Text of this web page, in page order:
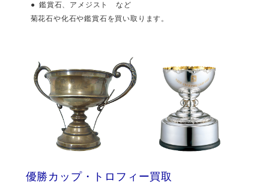
鑑賞石、アメジスト など
菊花石や化石や鑑賞石を買い取ります。
優勝カップ・トロフィー買取